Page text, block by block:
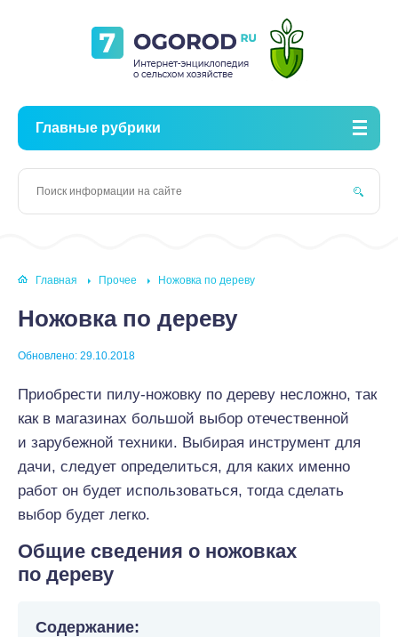
Главные рубрики
Главная Прочее Ножовка по дереву
Ножовка по дереву
Обновлено: 29.10.2018
Приобрести пилу-ножовку по дереву несложно, так
как в магазинах большой выбор отечественной
и зарубежной техники. Выбирая инструмент для
дачи, следует определиться, для каких именно
работ он будет использоваться, тогда сделать
выбор будет легко.
Общие сведения о ножовках
по дереву
Содержание: